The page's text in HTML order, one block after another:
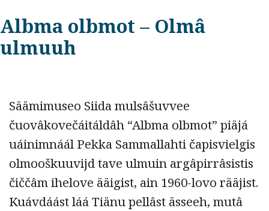
Albma olbmot – Olmâ
ulmuuh
Säämimuseo Siida mulsâšuvvee
čuovâkovečáitáldâh “Albma olbmot” piäjá
uáinimnáál Pekka Sammallahti čapisvielgis
olmooškuuvijd tave ulmuin argâpirrâsistis
čiččâm ihelove ääigist, ain 1960-lovo rääjist.
Kuávdáást láá Tiänu pellâst ässeeh, mutâ